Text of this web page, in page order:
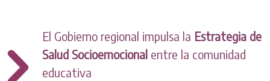
El Gobierno regional impulsa la Estrategia de
Salud Socioemocional entre la comunidad
educativa